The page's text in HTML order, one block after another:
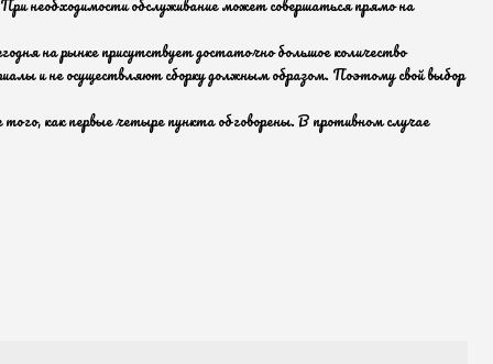
При необходимости обслуживание может совершаться прямо на
на рынке присутствует достаточно большое количество
и не осуществляют сборку должным образом. Поэтому свой выбор
как первые четыре пункта обговорены. В противном случае